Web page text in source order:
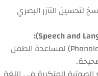
لتحسين التآزر البصري
تعزيز الوعي الصوتي (Phonological Awareness) لمساعدة الطفل